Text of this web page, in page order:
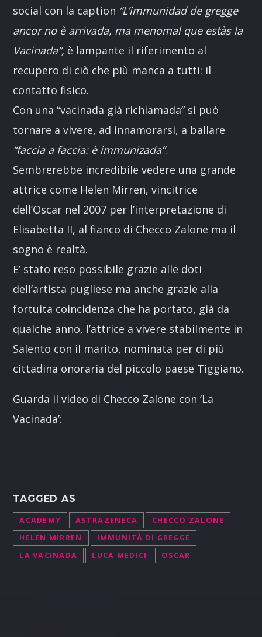
social con la caption “L’immunidad de gregge
ancor no è arrivada, ma menomal que estàs la
Vacinada”, è lampante il riferimento al
recupero di ciò che più manca a tutti: il
contatto fisico.
Con una “vacinada già richiamada” si può
tornare a vivere, ad innamorarsi, a ballare
“faccia a faccia: è immunizada”.
Sembrerebbe incredibile vedere una grande
attrice come Helen Mirren, vincitrice
dell’Oscar nel 2007 per l’interpretazione di
Elisabetta II, al fianco di Checco Zalone ma il
sogno è realtà.
E’ stato reso possibile grazie alle doti
dell’artista pugliese ma anche grazie alla
fortuita coincidenza che ha portato, già da
qualche anno, l’attrice a vivere stabilmente in
Salento con il marito, nominata per di più
cittadina onoraria del piccolo paese Tiggiano.
Guarda il video di Checco Zalone con ‘La
Vacinada’:
TAGGED AS
ACADEMY ASTRAZENECA
CHECCO ZALONE
HELEN MIRREN
IMMUNITÀ DI GREGGE
LA VACINADA
LUCA MEDICI OSCAR